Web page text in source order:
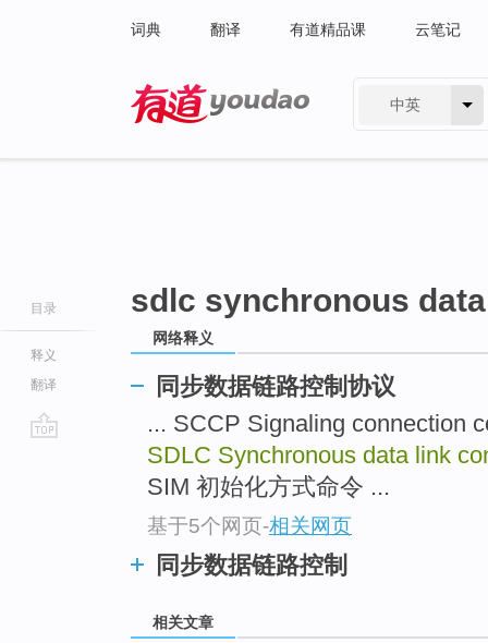
词典 翻译 有道精品课 云笔记
中英
目录
释义
翻译
sdlc synchronous
网络释义
同步数据链路控制协议
... SCCP Signaling connection
SDLC Synchronous data link
SIM 初始化方式命令 ...
基于5个网页-相关网页
同步数据链路控制
相关文章